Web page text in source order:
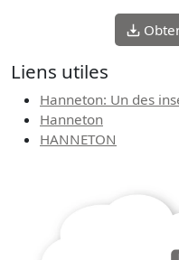
Liens utiles
Hanneton: Un des
Hanneton
HANNETON